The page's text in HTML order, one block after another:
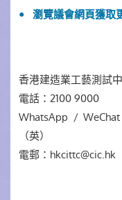
瀏覽議會網頁獲取
香港建造業工藝測試
電話：2100 9000
WhatsApp /
（英）
電郵：hkcittc@cic.hk